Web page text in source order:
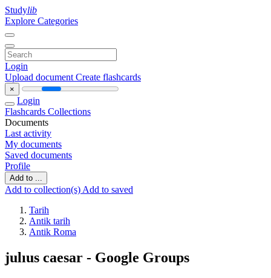
Studylib
Explore Categories
Login
Upload document Create flashcards
×
Login
Flashcards Collections
Documents
Last activity
My documents
Saved documents
Profile
Add to ...
Add to collection(s) Add to saved
Tarih
Antik tarih
Antik Roma
julıus caesar - Google Groups